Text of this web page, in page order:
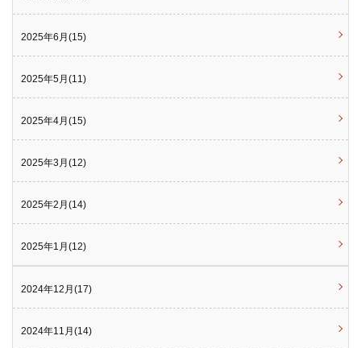
2025年6月(15)
2025年5月(11)
2025年4月(15)
2025年3月(12)
2025年2月(14)
2025年1月(12)
2024年12月(17)
2024年11月(14)